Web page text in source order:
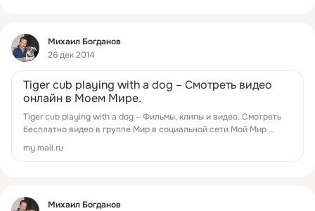
Фид
Михаил Богданов
26 дек 2014
Tiger cub playing with a dog – Смотреть видео
онлайн в Моем Мире.
Tiger cub playing with a dog – Фильмы, клипы и видео. Смотреть
бесплатно видео в группе Мир в социальной сети Мой Мир ...
my.mail.ru
Фид
Михаил Богданов